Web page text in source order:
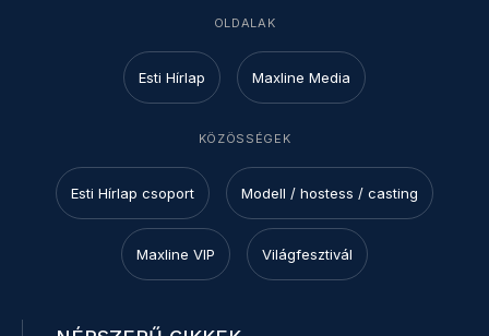
OLDALAK
Esti Hírlap Maxline Media
KÖZÖSSÉGEK
Esti Hírlap csoport Modell / hostess / casting
Maxline VIP Világfesztivál